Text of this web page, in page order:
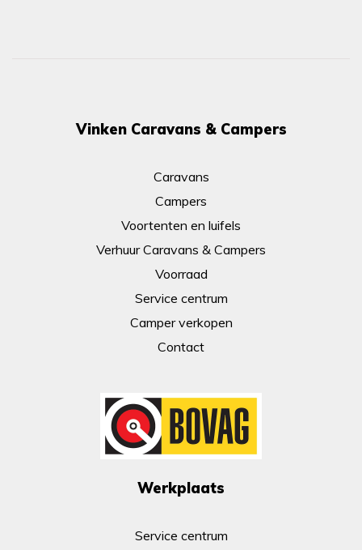
Vinken Caravans & Campers
Caravans
Campers
Voortenten en luifels
Verhuur Caravans & Campers
Voorraad
Service centrum
Camper verkopen
Contact
Werkplaats
Service centrum